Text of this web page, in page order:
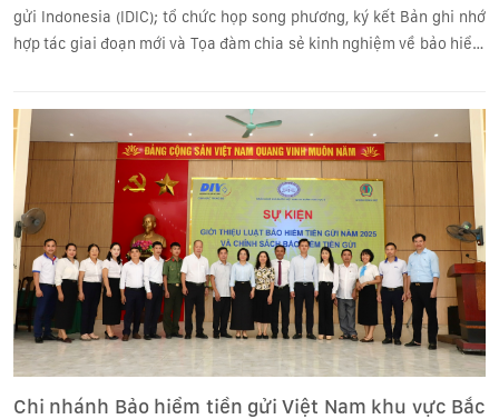
gửi Indonesia (IDIC); tổ chức họp song phương, ký kết Bản ghi nhớ
hợp tác giai đoạn mới và Tọa đàm chia sẻ kinh nghiệm về bảo hiểm
Chi nhánh Bảo hiểm tiền gửi Việt Nam khu vực Bắc